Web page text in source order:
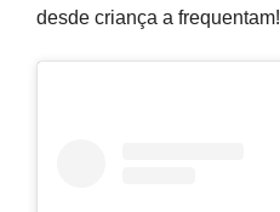
desde criança a frequentam!